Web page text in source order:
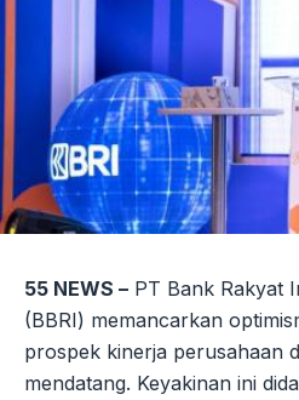
55 NEWS – PT Bank Rakyat
(BBRI) memancarkan
prospek kinerja perusahaan
mendatang. Keyakinan ini